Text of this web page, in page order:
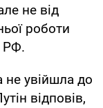
не від
роботи
РФ.
не увійшла до
відповів,